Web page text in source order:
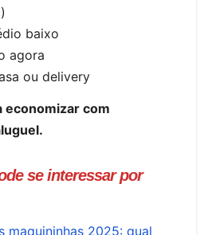
baixo
agora
ou delivery
economizar com
se interessar por
maquininhas 2025: qual